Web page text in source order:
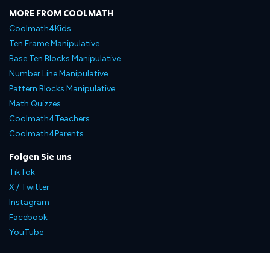
MORE FROM COOLMATH
Coolmath4Kids
Ten Frame Manipulative
Base Ten Blocks Manipulative
Number Line Manipulative
Pattern Blocks Manipulative
Math Quizzes
Coolmath4Teachers
Coolmath4Parents
Folgen Sie uns
TikTok
X / Twitter
Instagram
Facebook
YouTube